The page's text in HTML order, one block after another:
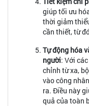
giúp tối ưu
thời giảm
cần thiết, từ
Tự động hóa
người: Với
chỉnh từ xa,
vào công
ra. Điều này
quả của toàn